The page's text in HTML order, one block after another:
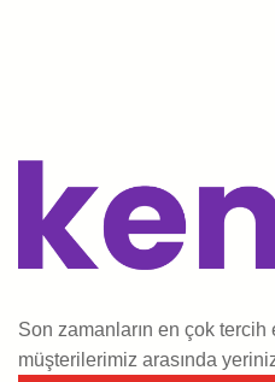
Son zamanların en çok
müşterilerimiz arasında